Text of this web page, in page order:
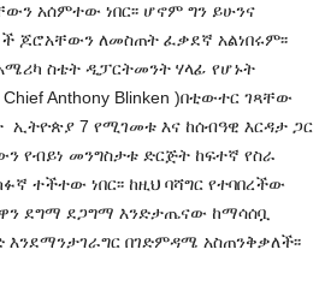
አሰምተው ነበር፡፡ ሆኖም ግን ይሁንና
ጆሮአቸውን ለመስጠት ፈቃደኛ አልነበሩም፡፡
ስቴት ዲፓርትመንት ሃላፊ የሆኑት
Chief Anthony Blinken )በቲውተር ገጻቸው
ኢትዮጵያ 7 የሚገመቱ እና ከሰብዓዊ እርዳታ ጋር
የብይነ መንግስታቱ ድርጅት ከፍተኛ የስራ
ተችተው ነበር፡፡ ከዚህ ባሻግር የተባበረችው
ደግማ ደጋግማ እንድታጤናው ከማሳሰቧ
በገድምዳሜ አስጠንቅቃለች፡፡